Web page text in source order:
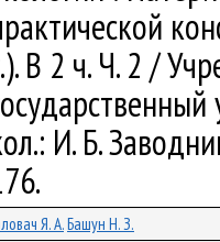
В 2 ч. Ч. 2 /
И. Б.
Я. А.Башун Н. З.